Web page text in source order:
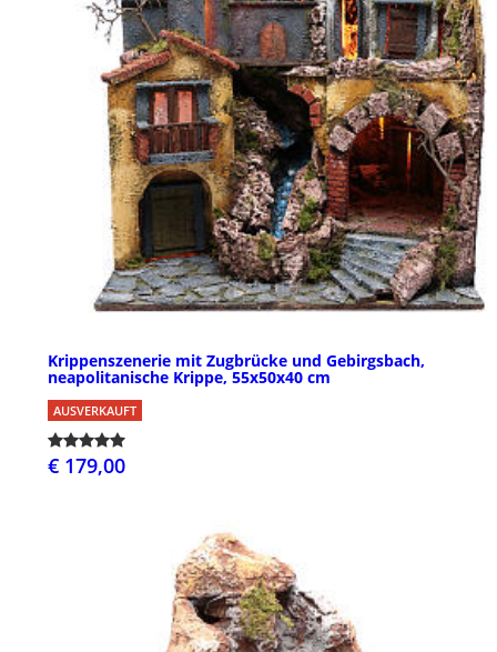
Krippenszenerie mit Zugbrücke und Gebirgsbach,
neapolitanische Krippe, 55x50x40 cm
AUSVERKAUFT
€ 179,00